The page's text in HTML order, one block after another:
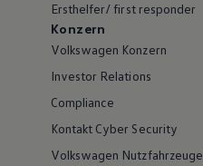
Ersthelfer/ first responder
Konzern
Volkswagen Konzern
Investor Relations
Compliance
Kontakt Cyber Security
Volkswagen Nutzfahrzeuge